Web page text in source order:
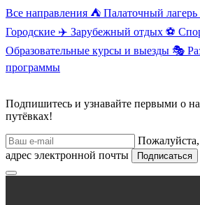
Все направления ⛺ Палаточный лагерь
Городские ✈️ Зарубежный отдых ⚽
Образовательные курсы и выезды 🎭
программы
Подпишитесь и узнавайте первыми о
путёвках!
адрес электронной почты
Подписаться